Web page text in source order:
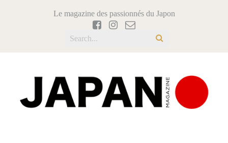
Le magazine des passionnés du Japon